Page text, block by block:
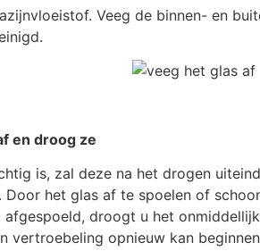
Veeg de binnen- en
en droog ze
is, zal deze na het drogen
het glas af te spoelen of
droogt u het
vertroebeling opnieuw kan